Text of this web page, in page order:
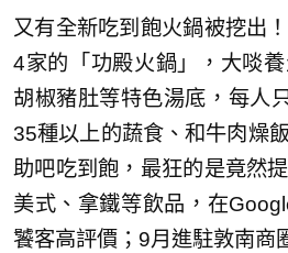
又有全新吃到飽火鍋被挖出
4家的「功殿火鍋」，大啖
胡椒豬肚等特色湯底，每人
35種以上的蔬食、和牛肉燥
助吧吃到飽，最狂的是竟然
美式、拿鐵等飲品，在
饕客高評價；9月進駐敦南商